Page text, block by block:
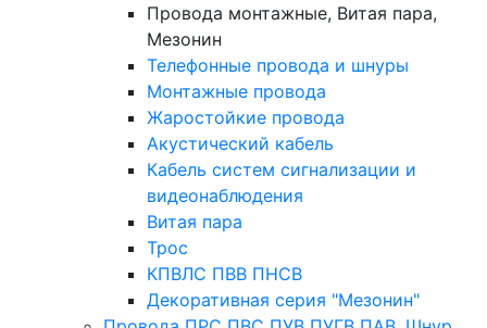
Провода монтажные, Витая пара,
Мезонин
Телефонные провода и шнуры
Монтажные провода
Жаростойкие провода
Акустический кабель
Кабель систем сигнализации и
видеонаблюдения
Витая пара
Трос
КПВЛС ПВВ ПНСВ
Декоративная серия "Мезонин"